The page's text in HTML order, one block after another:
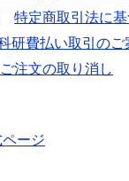
特定商取引法に
研費払い取引のご
ご注文の取り消し
ージ